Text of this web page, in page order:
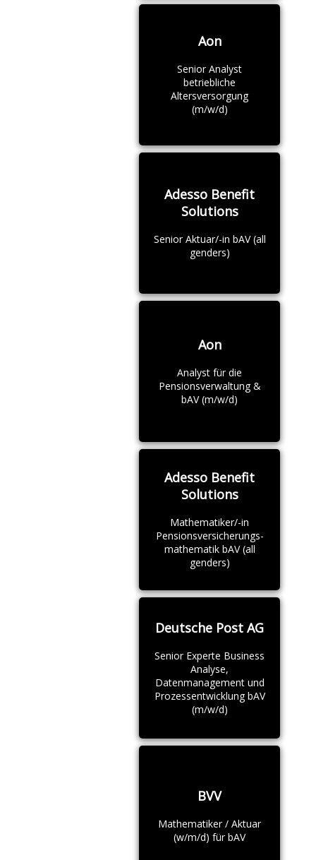
Aon
Senior Analyst
betriebliche
Altersversorgung
(m/w/d)
Adesso Benefit
Solutions
Senior Aktuar/-in bAV (all
genders)
Aon
Analyst für die
Pensionsverwaltung &
bAV (m/w/d)
Adesso Benefit
Solutions
Mathematiker/-in
Pensionsversicherungs-
mathematik bAV (all
genders)
Deutsche Post AG
Senior Experte Business
Analyse,
Datenmanagement und
Prozessentwicklung bAV
(m/w/d)
BVV
Mathematiker / Aktuar
(w/m/d) für bAV